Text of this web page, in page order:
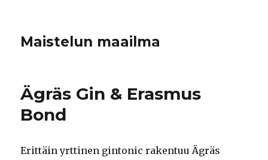
Maistelun maailma
Ägräs Gin & Erasmus
Bond
Erittäin yrttinen gintonic rakentuu Ägräs